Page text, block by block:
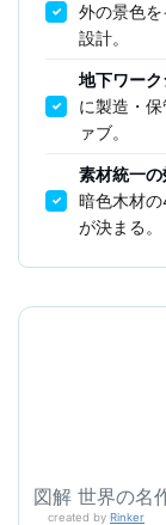
外の景色
設計。
地下ワーク
に製造・
ァブ。
素材統一の
暗色木材の
が決まる。
図解 世界の名
created by Rinker